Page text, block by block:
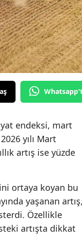
endeksi, mart
yılı Mart
artış ise yüzde
ortaya koyan bu
yaşanan
Özellikle
artışta dikkat